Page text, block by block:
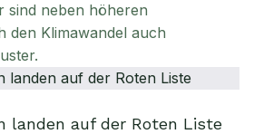
sind neben höheren
den Klimawandel auch
landen auf der Roten Liste